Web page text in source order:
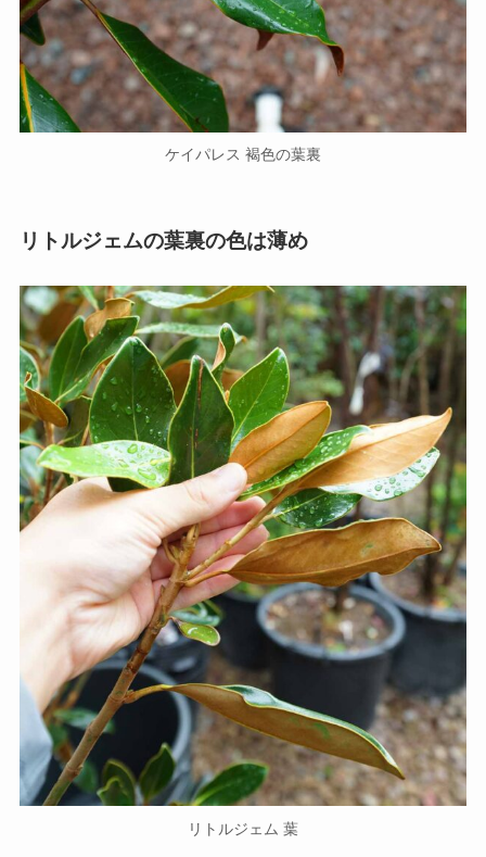
ケイパレス 褐色の葉裏
リトルジェムの葉裏の色は薄め
リトルジェム 葉